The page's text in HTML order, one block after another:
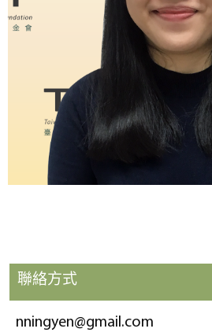
聯絡方式
nningyen@gmail.com